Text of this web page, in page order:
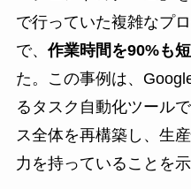
で行っていた複雑なプ
で、作業時間を90%も
た。この事例は、
るタスク自動化ツール
ス全体を再構築し、生
力を持っていることを示